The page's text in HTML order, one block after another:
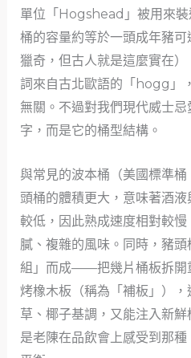
單位「Hogshead」被用來
桶的容量約等於一頭成年豬
獵奇，但古人就是這麼實在
詞來自古北歐語的「hogg」
無關。不過對我們現代威士
字，而是它的桶型結構。
與常見的波本桶（美國標準
頭桶的體積更大，意味著酒
較低，因此熟成速度相對較
膩、複雜的風味。同時，豬
組」而成——把幾片桶板拆開
烤橡木板（稱為「補板」）
草、椰子基調，又能注入新
是老陳在品飲會上感受到那